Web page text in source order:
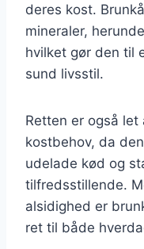
deres kost.
mineraler,
hvilket gør den til
sund livsstil.
Retten er også
kostbehov, da
udelade kød og
tilfredsstillende.
alsidighed er
ret til både